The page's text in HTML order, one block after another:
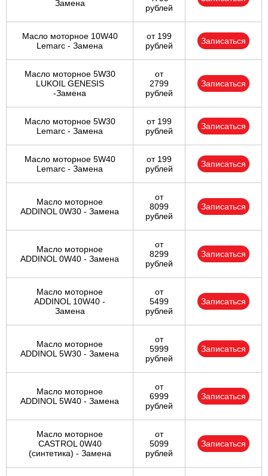
Замена
рублей
Масло моторное 10W40
Lemarc - Замена
от 199
рублей
Записаться
Масло моторное 5W30
LUKOIL GENESIS
-Замена
от
2799
рублей
Записаться
Масло моторное 5W30
Lemarc - Замена
от 199
рублей
Записаться
Масло моторное 5W40
Lemarc - Замена
от 199
рублей
Записаться
Масло моторное
ADDINOL 0W30 - Замена
от
8099
рублей
Записаться
Масло моторное
ADDINOL 0W40 - Замена
от
8299
рублей
Записаться
Масло моторное
ADDINOL 10W40 -
Замена
от
5499
рублей
Записаться
Масло моторное
ADDINOL 5W30 - Замена
от
5999
рублей
Записаться
Масло моторное
ADDINOL 5W40 - Замена
от
6999
рублей
Записаться
Масло моторное
CASTROL 0W40
(синтетика) - Замена
от
5099
рублей
Записаться